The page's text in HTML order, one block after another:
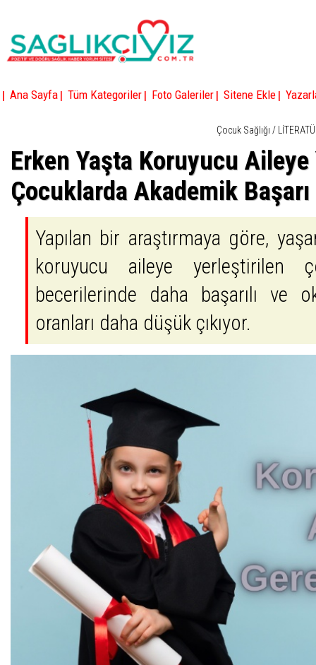
| Ana Sayfa | Tüm Kategoriler | Foto Galeriler | Sitene Ekle |
Çocuk Sağlığı /
Erken Yaşta Koruyucu
Çocuklarda Akademik
Yapılan bir araştırmaya göre,
koruyucu aileye yerleştirilen
becerilerinde daha başarılı ve
oranları daha düşük çıkıyor.